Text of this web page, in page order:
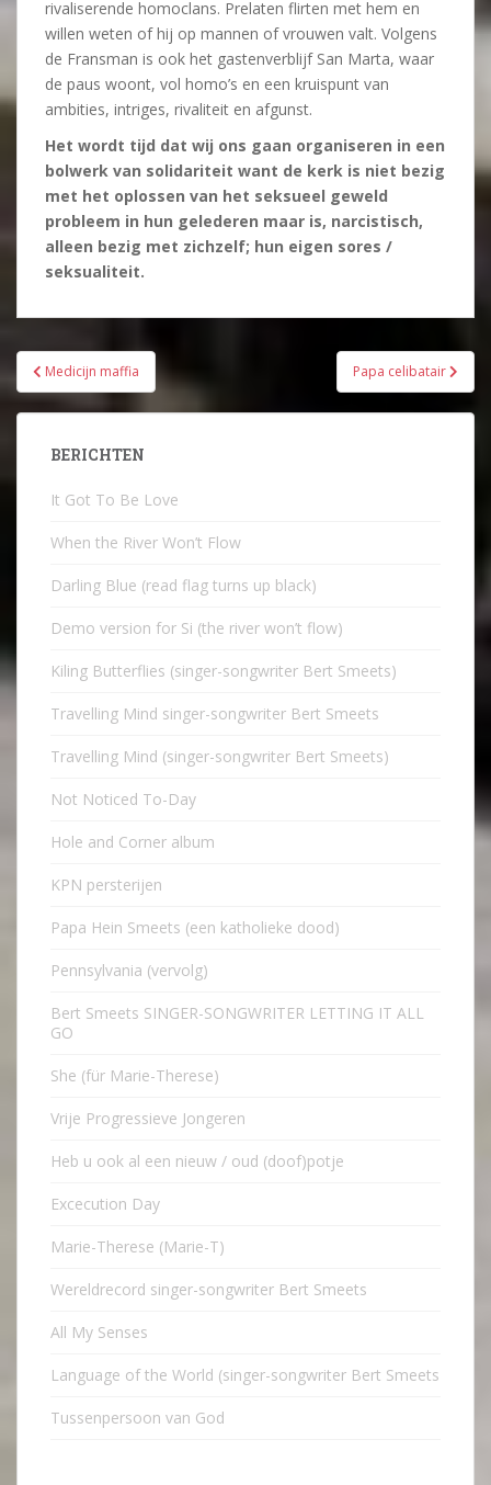
rivaliserende homoclans. Prelaten flirten met hem en
willen weten of hij op mannen of vrouwen valt. Volgens
de Fransman is ook het gastenverblijf San Marta, waar
de paus woont, vol homo’s en een kruispunt van
ambities, intriges, rivaliteit en afgunst.
Het wordt tijd dat wij ons gaan organiseren in een
bolwerk van solidariteit want de kerk is niet bezig
met het oplossen van het seksueel geweld
probleem in hun gelederen maar is, narcistisch,
alleen bezig met zichzelf; hun eigen sores /
seksualiteit.
Bericht
navigatie
Medicijn maffia Papa celibatair
BERICHTEN
It Got To Be Love
When the River Won’t Flow
Darling Blue (read flag turns up black)
Demo version for Si (the river won’t flow)
Kiling Butterflies (singer-songwriter Bert Smeets)
Travelling Mind singer-songwriter Bert Smeets
Travelling Mind (singer-songwriter Bert Smeets)
Not Noticed To-Day
Hole and Corner album
KPN persterijen
Papa Hein Smeets (een katholieke dood)
Pennsylvania (vervolg)
Bert Smeets SINGER-SONGWRITER LETTING IT ALL
GO
She (für Marie-Therese)
Vrije Progressieve Jongeren
Heb u ook al een nieuw / oud (doof)potje
Excecution Day
Marie-Therese (Marie-T)
Wereldrecord singer-songwriter Bert Smeets
All My Senses
Language of the World (singer-songwriter Bert Smeets
Tussenpersoon van God